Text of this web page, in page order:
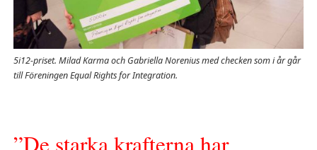
5i12-priset. Milad Karma och Gabriella Norenius med checken som i år går
till Föreningen Equal Rights for Integration.
”De starka krafterna har